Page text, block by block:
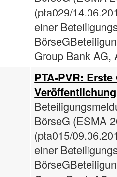
(pta029/
einer
Group Bank AG,
PTA-PVR:
BörseG (ESMA
(pta015/
einer